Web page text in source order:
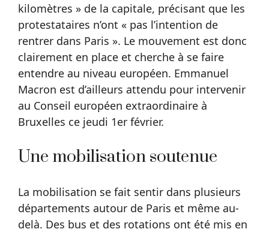
kilomètres » de la capitale, précisant que les
protestataires n’ont « pas l’intention de
rentrer dans Paris ». Le mouvement est donc
clairement en place et cherche à se faire
entendre au niveau européen. Emmanuel
Macron est d’ailleurs attendu pour intervenir
au Conseil européen extraordinaire à
Bruxelles ce jeudi 1er février.
Une mobilisation soutenue
La mobilisation se fait sentir dans plusieurs
départements autour de Paris et même au-
delà. Des bus et des rotations ont été mis en